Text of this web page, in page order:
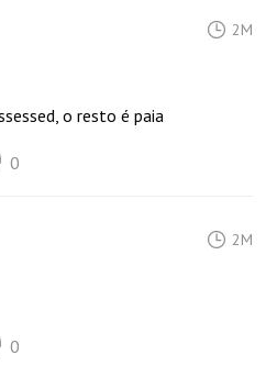
2M
o resto é paia
0
2M
0